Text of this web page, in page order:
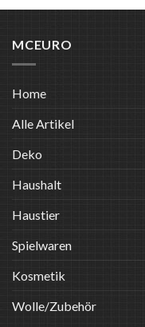
MCEURO
Home
Alle Artikel
Deko
Haushalt
Haustier
Spielwaren
Kosmetik
Wolle/Zubehör